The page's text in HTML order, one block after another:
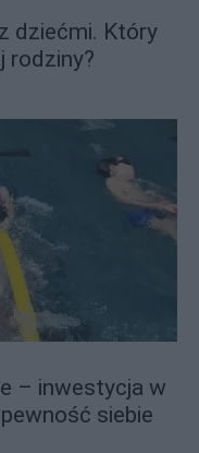
dziećmi. Który
rodziny?
– inwestycja w
siebie